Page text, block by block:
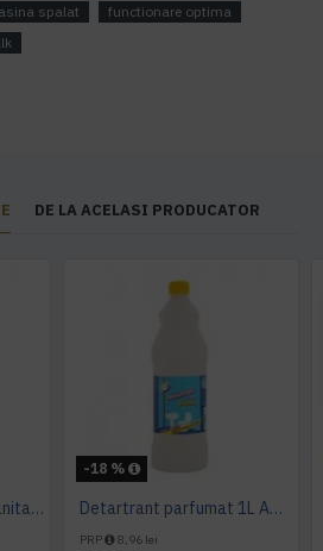
spalat
functionare optima
DE LA ACELASI PRODUCATOR
Detartrant gel activ sanitarizant 750ml AQAS
-18 %
Detartrant parfumat 1L AQAS
PRP 8,96 lei